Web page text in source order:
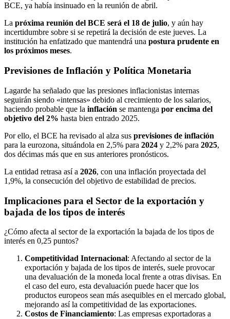
BCE, ya había insinuado en la reunión de abril.
La próxima reunión del BCE será el 18 de julio, y aún hay
incertidumbre sobre si se repetirá la decisión de este jueves. La
institución ha enfatizado que mantendrá una postura prudente en
los próximos meses.
Previsiones de Inflación y Política Monetaria
Lagarde ha señalado que las presiones inflacionistas internas
seguirán siendo «intensas» debido al crecimiento de los salarios,
haciendo probable que la inflación se mantenga por encima del
objetivo del 2% hasta bien entrado 2025.
Por ello, el BCE ha revisado al alza sus previsiones de inflación
para la eurozona, situándola en 2,5% para 2024 y 2,2% para 2025,
dos décimas más que en sus anteriores pronósticos.
La entidad retrasa así a 2026, con una inflación proyectada del
1,9%, la consecución del objetivo de estabilidad de precios.
Implicaciones para el Sector de la exportación y
bajada de los tipos de interés
¿Cómo afecta al sector de la exportación la bajada de los tipos de
interés en 0,25 puntos?
Competitividad Internacional: Afectando al sector de la
exportación y bajada de los tipos de interés, suele provocar
una devaluación de la moneda local frente a otras divisas. En
el caso del euro, esta devaluación puede hacer que los
productos europeos sean más asequibles en el mercado global,
mejorando así la competitividad de las exportaciones.
Costos de Financiamiento: Las empresas exportadoras a